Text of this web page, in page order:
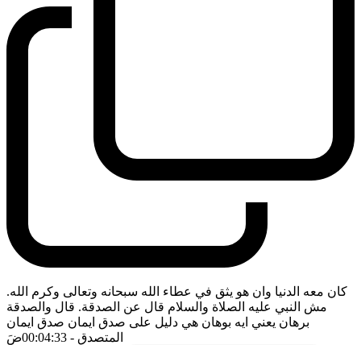
كان معه الدنيا وان هو يثق في عطاء الله سبحانه وتعالى وكرم الله.
مش النبي عليه الصلاة والسلام قال عن الصدقة. قال والصدقة
برهان يعني ايه بوهان هي دليل على صدق ايمان صدق ايمان
المتصدق - 00:04:33 ضَ